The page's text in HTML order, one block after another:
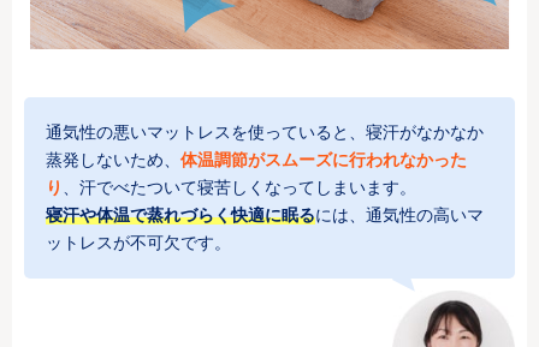
通気性の悪いマットレスを使っていると、寝汗がなかなか
蒸発しないため、 体温調節がスムーズに行われなかった
り 、汗でべたついて寝苦しくなってしまいます。
寝汗や体温で蒸れづらく快適に眠るには、通気性の高いマ
ットレスが不可欠です。